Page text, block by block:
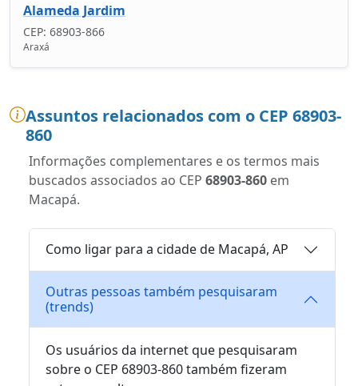
Alameda Jardim
CEP: 68903-866
Araxá
Assuntos relacionados com o CEP 68903-
860
Informações complementares e os termos mais
buscados associados ao CEP 68903-860 em
Macapá.
Como ligar para a cidade de Macapá, AP
Outras pessoas também pesquisaram
(trends)
Os usuários da internet que pesquisaram
sobre o CEP 68903-860 também fizeram